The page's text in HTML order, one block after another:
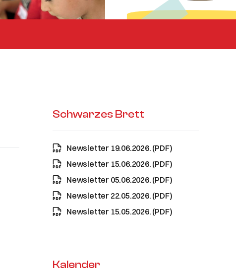
Schwarzes Brett
Newsletter 19.06.2026. (PDF)
Newsletter 15.06.2026. (PDF)
Newsletter 05.06.2026. (PDF)
Newsletter 22.05.2026. (PDF)
Newsletter 15.05.2026. (PDF)
Kalender